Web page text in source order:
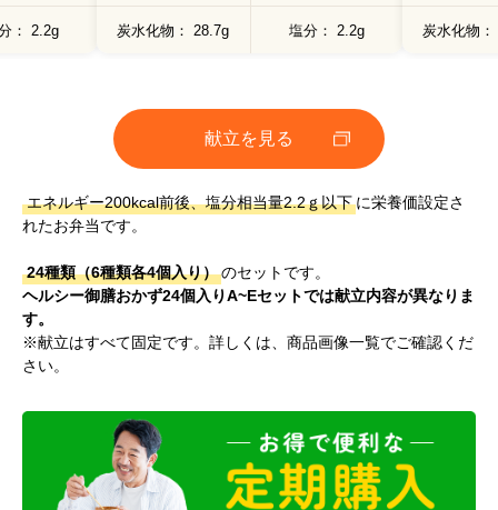
【献立名】 青椒肉絲
炭水化物 ：20.5g
塩分相当量：2.2g
【アレルゲン(28品目中)】 小麦・えび
2.2g 炭水化物 28.7g 塩分 2.2g 炭水化物
献立を見る
エネルギー200kcal前後、塩分相当量2.2ｇ以下 に栄養価設定さ
れたお弁当です。
24種類（6種類各4個入り） のセットです。
ヘルシー御膳おかず24個入りA~Eセットでは献立内容が異なりま
す。
※献立はすべて固定です。詳しくは、商品画像一覧でご確認くだ
さい。